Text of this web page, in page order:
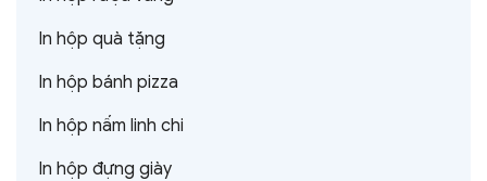
In hộp quà tặng
In hộp bánh pizza
In hộp nấm linh chi
In hộp đựng giày